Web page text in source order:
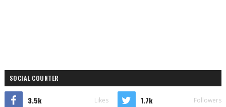
SOCIAL COUNTER
3.5k Likes 1.7k Followers